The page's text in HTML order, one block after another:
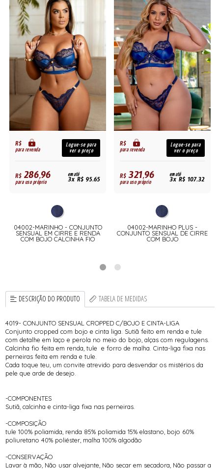
R$
para revenda
Logue-se para
ver o preço
R$286,96
para uso próprio
em até
3x R$ 95,65
04002-MARINHO - CONJUNTO
SENSUAL EM CIRRE E RENDA
COM BOJO CALCINHA FIO
R$
para revenda
Logue-se para
ver o preço
R$321,96
para uso próprio
em até
3x R$ 107,32
04002-MARINHO PLUS -
CONJUNTO SENSUAL DE CIRRE
COM BOJO
DESCRIÇÃO DO PRODUTO TABELA DE MEDIDAS
4019- CONJUNTO SENSUAL CROPPED C/BOJO E CINTA-LIGA
Conjunto cropped com bojo e cinta liga. Sutiã feito em renda e tule
com detalhe em laço e perola no meio do bojo, alças com regulagens.
Calcinha fio feita em renda, tule e forro de malha. Cinta-liga fixa nas
perneiras feita em renda e tule.
Cada toque teu, um convite atrevido para desvendar os mistérios da
pele que arde de desejo.
-COMPONENTES
Sutiã, calcinha e cinta-liga fixa nas perneiras.
-COMPOSIÇÃO
tule 100% poliamida, renda 85% poliamida 15% elastano, bojo 60%
poliuretano 40% poliéster, malha 100% algodão
-CONSERVAÇÃO
Lavar à mão, Não usar alvejante, Não secar em secadora, Não passar a